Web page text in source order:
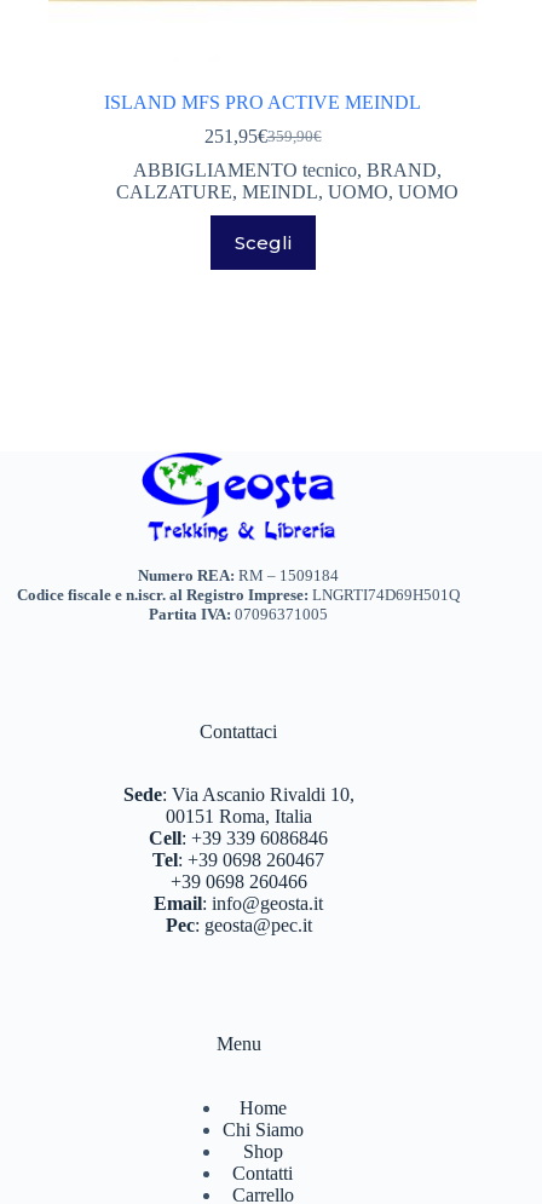
ISLAND MFS PRO ACTIVE MEINDL
359,90€
Il
prezzo
originale
era:
359,90€.
251,95€Il
prezzo
attuale
è:
251,95€.
ABBIGLIAMENTO tecnico, BRAND,
CALZATURE, MEINDL, UOMO, UOMO
Scegli
prodotto
ha
del
prodotto
Numero REA:RM – 1509184
Codice fiscale e n.iscr. al Registro Imprese:LNGRTI74D69H501Q
Partita IVA: 07096371005
Contattaci
Sede: Via Ascanio Rivaldi 10,
00151 Roma, Italia
Cell:+39 339 6086846
Tel:+39 0698 260467
+39 0698 260466
Email:info@geosta.it
Pec: geosta@pec.it
Menu
Home
Chi Siamo
Shop
Contatti
Carrello